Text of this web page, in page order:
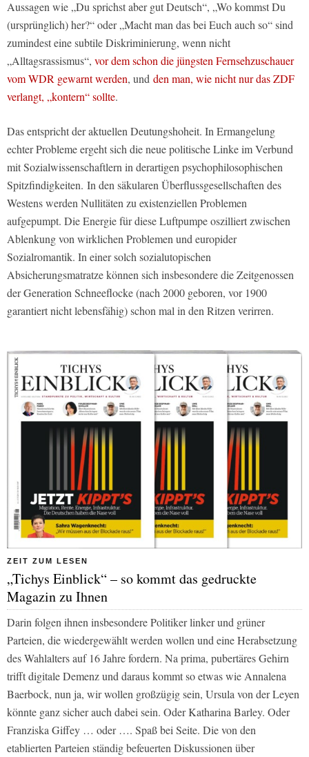
Aussagen wie „Du sprichst aber gut Deutsch“, „Wo kommst Du
(ursprünglich) her?“ oder „Macht man das bei Euch auch so“ sind
zumindest eine subtile Diskriminierung, wenn nicht
„Alltagsrassismus“, vor dem schon die jüngsten Fernsehzuschauer
vom WDR gewarnt werden, und den man, wie nicht nur das ZDF
verlangt, „kontern“ sollte.
Das entspricht der aktuellen Deutungshoheit. In Ermangelung
echter Probleme ergeht sich die neue politische Linke im Verbund
mit Sozialwissenschaftlern in derartigen psychophilosophischen
Spitzfindigkeiten. In den säkularen Überflussgesellschaften des
Westens werden Nullitäten zu existenziellen Problemen
aufgepumpt. Die Energie für diese Luftpumpe oszilliert zwischen
Ablenkung von wirklichen Problemen und europider
Sozialromantik. In einer solch sozialutopischen
Absicherungsmatratze können sich insbesondere die Zeitgenossen
der Generation Schneeflocke (nach 2000 geboren, vor 1900
garantiert nicht lebensfähig) schon mal in den Ritzen verirren.
ZEIT ZUM LESEN
„Tichys Einblick“ – so kommt das gedruckte
Magazin zu Ihnen
Darin folgen ihnen insbesondere Politiker linker und grüner
Parteien, die wiedergewählt werden wollen und eine Herabsetzung
des Wahlalters auf 16 Jahre fordern. Na prima, pubertäres Gehirn
trifft digitale Demenz und daraus kommt so etwas wie Annalena
Baerbock, nun ja, wir wollen großzügig sein, Ursula von der Leyen
könnte ganz sicher auch dabei sein. Oder Katharina Barley. Oder
Franziska Giffey … oder …. Spaß bei Seite. Die von den
etablierten Parteien ständig befeuerten Diskussionen über